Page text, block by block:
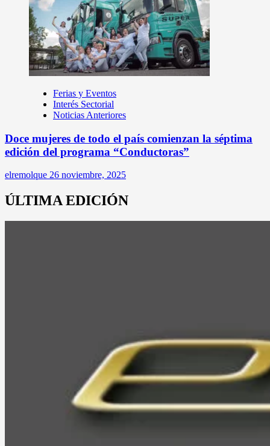
Ferias y Eventos
Interés Sectorial
Noticias Anteriores
Doce mujeres de todo el país comienzan la séptima
edición del programa “Conductoras”
elremolque 26 noviembre, 2025
ÚLTIMA EDICIÓN